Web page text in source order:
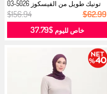
تونيك طويل من الفيسكوز 5026-03
ساكس...
$156.94 $62.99
خاص لليوم$37.79